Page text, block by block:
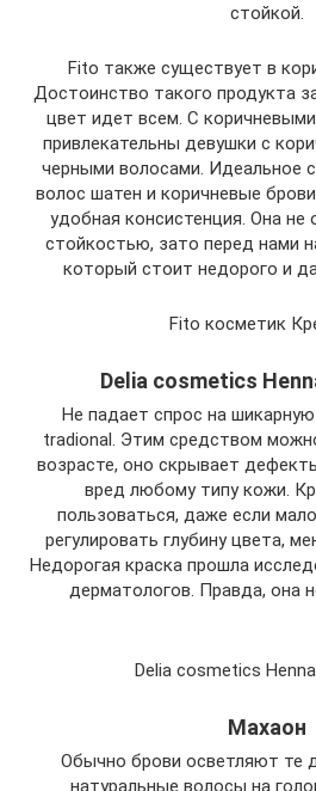
стойкой.
Fito также существует в
Достоинство такого продукта
цвет идет всем. С
привлекательны девушки с
черными волосами. Идеальное
волос шатен и коричневые
удобная консистенция. Она не
стойкостью, зато перед нами
который стоит недорого и
Fito косметик
Delia cosmetics
Не падает спрос на шикарную
tradional. Этим средством
возрасте, оно скрывает
вред любому типу кожи.
пользоваться, даже если
регулировать глубину цвета,
Недорогая краска прошла
дерматологов. Правда, она
Delia cosmetics
Махаон
Обычно брови осветляют те
натуральные волосы на